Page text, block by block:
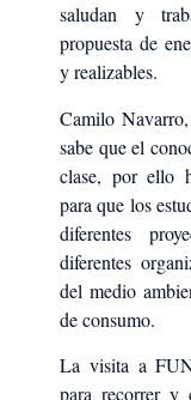
saludan y
propuesta de
y realizables.
Camilo
sabe que el
clase, por ello
para que los
diferentes
diferentes
del medio
de consumo.
La visita a
para recorrer y